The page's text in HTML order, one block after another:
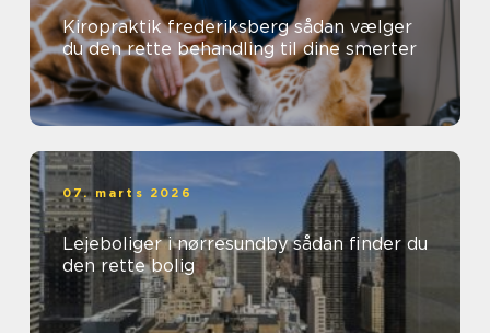
Kiropraktik frederiksberg sådan vælger
du den rette behandling til dine smerter
07. marts 2026
Lejeboliger i nørresundby sådan finder du
den rette bolig